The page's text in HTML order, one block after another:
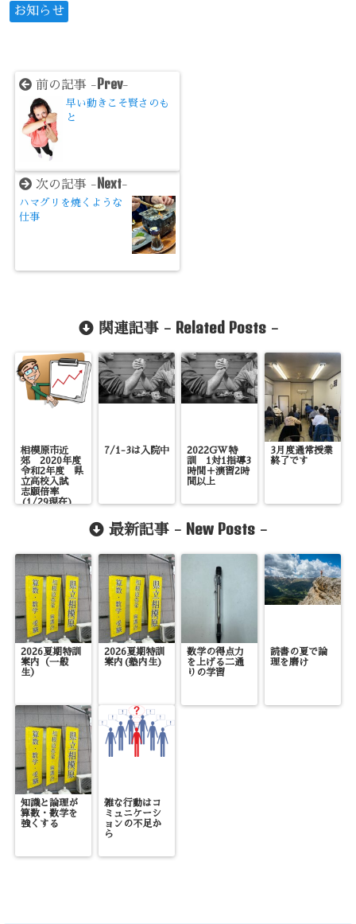
お知らせ
前の記事 - Prev-
早い動きこそ賢さのも
と
次の記事 - Next-
ハマグリを焼くような
仕事
関連記事 - Related Posts-
相模原市近
郊 2020年度
令和2年度 県
立高校入試
志願倍率
(1/29現在)
7/1-3は入院中
2022GW特
訓 1対1指導3
時間＋演習2時
間以上
3月度通常授業
終了です
最新記事 - New Posts -
2026夏期特訓
案内（一般
生）
2026夏期特訓
案内(塾内生)
数学の得点力
を上げる二通
りの学習
読書の夏で論
理を磨け
知識と論理が
算数・数学を
強くする
雑な行動はコ
ミュニケーシ
ョンの不足か
ら